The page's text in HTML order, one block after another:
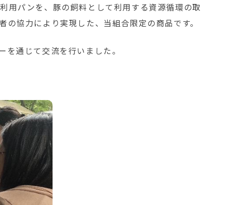
用パンを、豚の飼料として利用する資源循環の取
協力により実現した、当組合限定の商品です。
通じて交流を行いました。